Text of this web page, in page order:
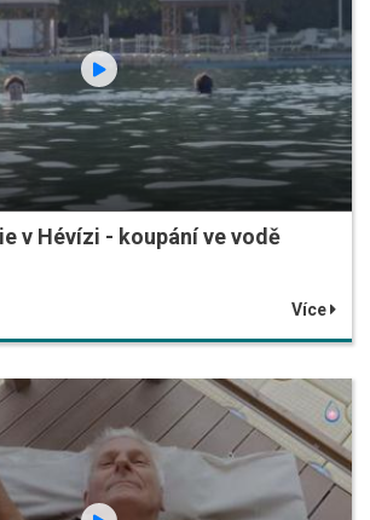
v Hévízi - koupání ve vodě
Více